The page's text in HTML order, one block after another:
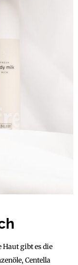
Haut gibt es die
Centella